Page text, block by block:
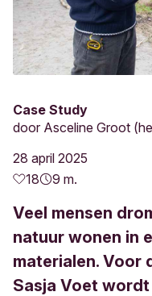
Case Study
door Asceline Groot
28 april 2025
18
9 m.
Veel mensen
natuur wonen in
materialen. Voor
Sasja Voet